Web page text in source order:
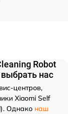
Robot
нас
центров,
Xiaomi Self
Однако наш